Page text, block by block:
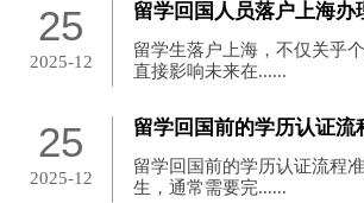
25
2025-12
留学生落户上海，不仅关乎
直接影响未来在......
25
2025-12
留学回国前的学历认证流程
生，通常需要完......